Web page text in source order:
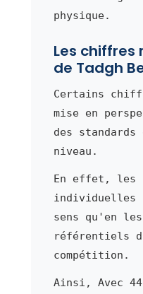
physique.
Les
de Tadgh
Certains
mise en
des standards
niveau.
En effet, les
individuelles
sens qu'en les
référentiels
compétition.
Ainsi, Avec 44